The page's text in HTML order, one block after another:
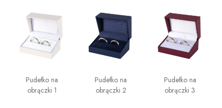
Pudełko na
obrączki 1
Pudełko na
obrączki 2
Pudełko na
obrączki 3